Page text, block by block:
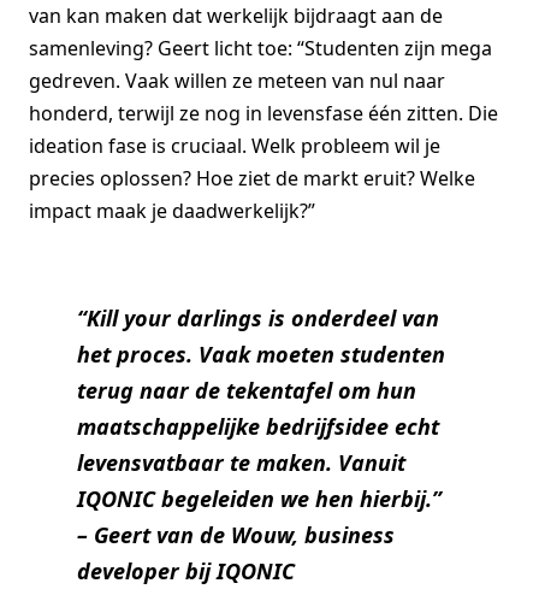
van kan maken dat werkelijk bijdraagt aan de
samenleving? Geert licht toe: “Studenten zijn mega
gedreven. Vaak willen ze meteen van nul naar
honderd, terwijl ze nog in levensfase één zitten. Die
ideation fase is cruciaal. Welk probleem wil je
precies oplossen? Hoe ziet de markt eruit? Welke
impact maak je daadwerkelijk?”
“Kill your darlings is onderdeel van
het proces. Vaak moeten studenten
terug naar de tekentafel om hun
maatschappelijke bedrijfsidee echt
levensvatbaar te maken. Vanuit
IQONIC begeleiden we hen hierbij.”
– Geert van de Wouw, business
developer bij IQONIC